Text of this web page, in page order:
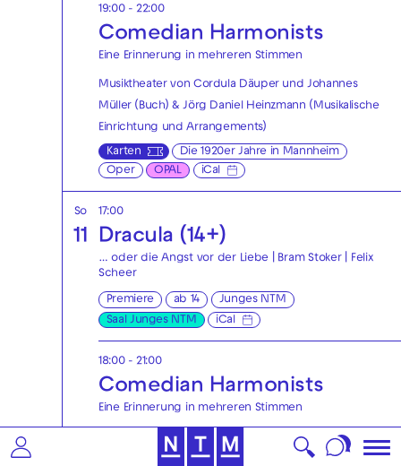
19:00 - 22:00
Comedian Harmonists
Eine Erinnerung in mehreren Stimmen
Musiktheater von Cordula Däuper und Johannes
Müller (Buch) & Jörg Daniel Heinzmann (Musikalische
Einrichtung und Arrangements)
Karten
Die 1920er Jahre in Mannheim
Oper
OPAL iCal
So
11
17:00
Dracula (14+)
… oder die Angst vor der Liebe | Bram Stoker | Felix
Scheer
Premiere ab 14
Junges NTM
Saal Junges NTM
iCal
18:00 - 21:00
Comedian Harmonists
Eine Erinnerung in mehreren Stimmen
Musiktheater von Cordula Däuper und Johannes
Müller (Buch) & Jörg Daniel Heinzmann (Musikalische